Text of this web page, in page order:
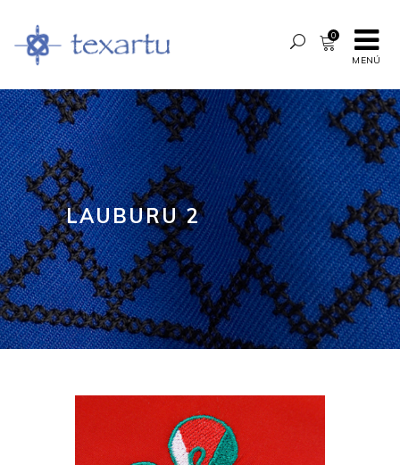
MENÚ
0
LAUBURU 2